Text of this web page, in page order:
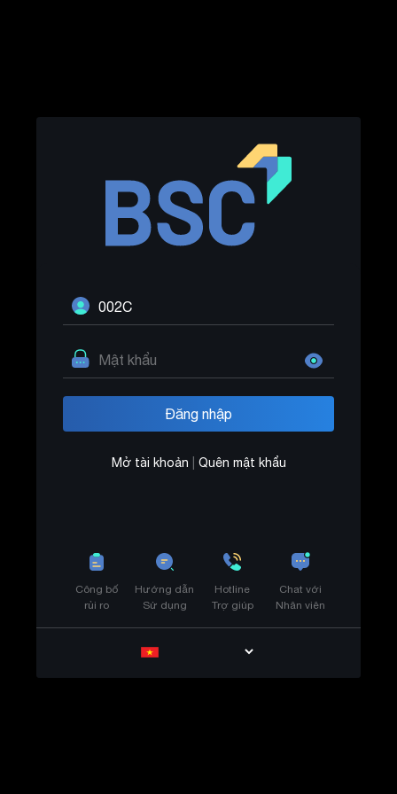
Mở tài khoản Quên mật khẩu
Công bố
rủi ro
Hướng dẫn
Sử dụng
Hotline
Trợ giúp
Chat với
Nhân viên